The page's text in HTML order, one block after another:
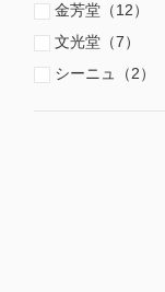
金芳堂（12）
文光堂（7）
シーニュ（2）